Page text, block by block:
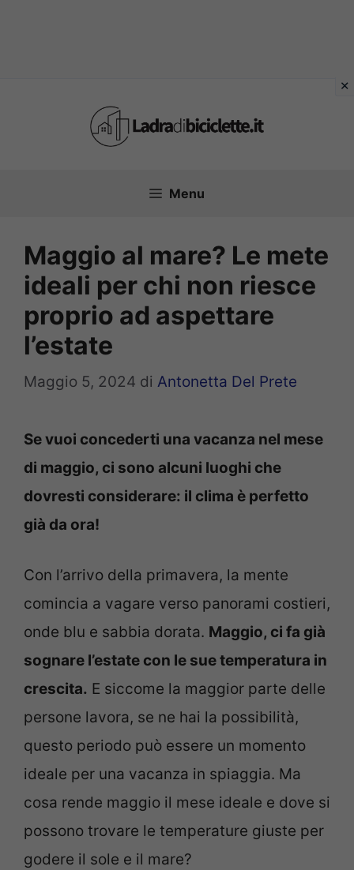
Menu
Maggio al mare? Le mete
ideali per chi non riesce
proprio ad aspettare
l’estate
Maggio 5, 2024 di Antonetta Del Prete
Se vuoi concederti una vacanza nel mese
di maggio, ci sono alcuni luoghi che
dovresti considerare: il clima è perfetto
già da ora!
Con l’arrivo della primavera, la mente
comincia a vagare verso panorami costieri,
onde blu e sabbia dorata. Maggio, ci fa già
sognare l’estate con le sue temperatura in
crescita. E siccome la maggior parte delle
persone lavora, se ne hai la possibilità,
questo periodo può essere un momento
ideale per una vacanza in spiaggia. Ma
cosa rende maggio il mese ideale e dove si
possono trovare le temperature giuste per
godere il sole e il mare?